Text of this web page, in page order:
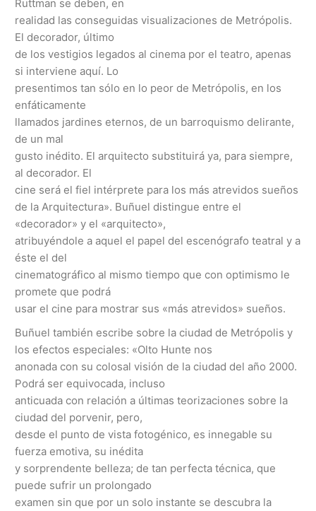
Ruttman se deben, en
realidad las conseguidas visualizaciones de Metrópolis.
El decorador, último
de los vestigios legados al cinema por el teatro, apenas
si interviene aquí. Lo
presentimos tan sólo en lo peor de Metrópolis, en los
enfáticamente
llamados jardines eternos, de un barroquismo delirante,
de un mal
gusto inédito. El arquitecto substituirá ya, para siempre,
al decorador. El
cine será el fiel intérprete para los más atrevidos sueños
de la Arquitectura». Buñuel distingue entre el
«decorador» y el «arquitecto»,
atribuyéndole a aquel el papel del escenógrafo teatral y a
éste el del
cinematográfico al mismo tiempo que con optimismo le
promete que podrá
usar el cine para mostrar sus «más atrevidos» sueños.
Buñuel también escribe sobre la ciudad de Metrópolis y
los efectos especiales: «Olto Hunte nos
anonada con su colosal visión de la ciudad del año 2000.
Podrá ser equivocada, incluso
anticuada con relación a últimas teorizaciones sobre la
ciudad del porvenir, pero,
desde el punto de vista fotogénico, es innegable su
fuerza emotiva, su inédita
y sorprendente belleza; de tan perfecta técnica, que
puede sufrir un prolongado
examen sin que por un solo instante se descubra la